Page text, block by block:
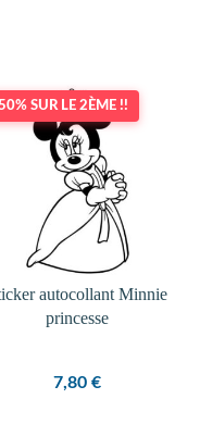
SUR LE 2ÈME !!
autocollant Minnie
princesse
7,80€